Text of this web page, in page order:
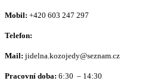
Mobil: +420 603 247 297
Telefon:
Mail: jidelna.kozojedy@seznam.cz
Pracovní doba: 6:30 – 14:30